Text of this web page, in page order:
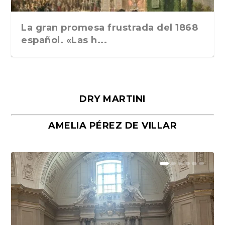
La gran promesa frustrada del 1868
español. «Las h...
Málaga, verso en azul, de Rafael
Porras y Salvador...
«La cocina hebrea. Alimentación
del pueblo judío e...
DRY MARTINI
AMELIA PÉREZ DE VILLAR